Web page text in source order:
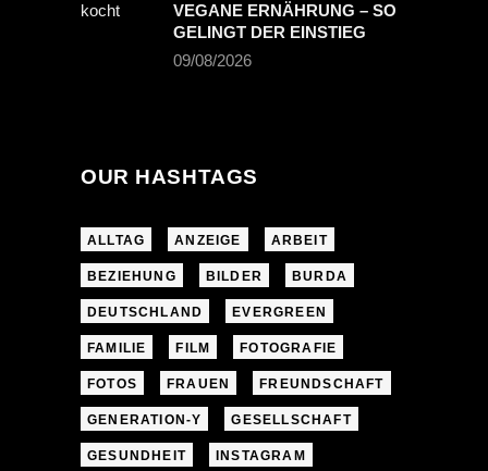
VEGANE ERNÄHRUNG – SO
GELINGT DER EINSTIEG
09/08/2026
OUR HASHTAGS
ALLTAG ANZEIGE ARBEIT
BEZIEHUNG BILDER BURDA
DEUTSCHLAND EVERGREEN
FAMILIE FILM FOTOGRAFIE
FOTOS FRAUEN FREUNDSCHAFT
GENERATION-Y GESELLSCHAFT
GESUNDHEIT INSTAGRAM